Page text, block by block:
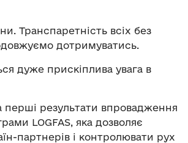
Транспаретність всіх без
дотримуватись.
дуже прискіплива увага в
перші результати впровадження
LOGFAS, яка дозволяє
партнерів і контролювати рух